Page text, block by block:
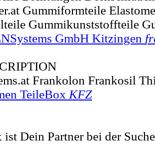
Gummiformteile
Gummikunststoffteile
GmbH Kitzingen
Frankolon Frankosil
TeileBox KFZ
Dein Partner bei der